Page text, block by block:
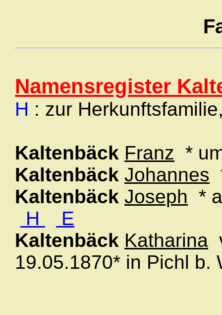
Namensregister
H : zur
Kaltenbäck Franz *
Kaltenbäck Johannes
Kaltenbäck Joseph *
H
E
Kaltenbäck Katharina
19.05.1870* in Pichl